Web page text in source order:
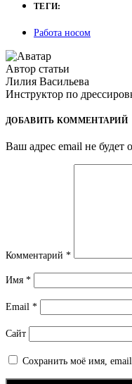
ТЕГИ:
Работа носом
Автор статьи
Лилия Васильева
Инструктор по
ДОБАВИТЬ КОММЕНТАРИЙ
Ваш адрес email не будет
Комментарий *
Имя *
Email *
Сайт
Сохранить моё имя,